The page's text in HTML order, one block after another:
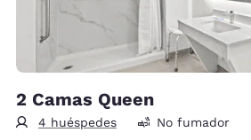
2 Camas Queen
4 huéspedes
27 metros cuadrados
No fumador